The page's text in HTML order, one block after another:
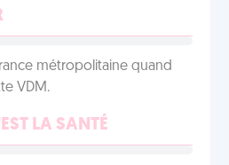
métropolitaine quand
VDM.
LA SANTÉ